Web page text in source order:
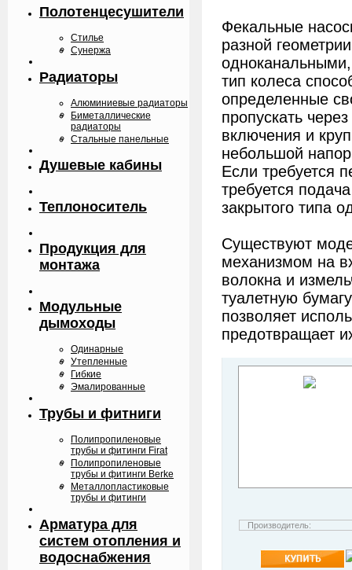
Полотенцесушители
Стилье
Сунержа
Радиаторы
Алюминиевые радиаторы
Биметаллические
радиаторы
Стальные панельные
Душевые кабины
Теплоноситель
Продукция для
монтажа
Модульные
дымоходы
Одинарные
Утепленные
Гибкие
Эмалированные
Трубы и фитниги
Полипропиленовые
трубы и фитинги Firat
Полипропиленовые
трубы и фитинги Berke
Металлопластиковые
трубы и фитинги
Арматура для
систем отопления и
водоснабжения
Фекальные
разной
тип колеса
определенные
пропускать
включения и
небольшой
Если требуется
требуется
закрытого типа
Существуют
механизмом на
волокна и
туалетную
позволяет
предотвращает
Производитель: